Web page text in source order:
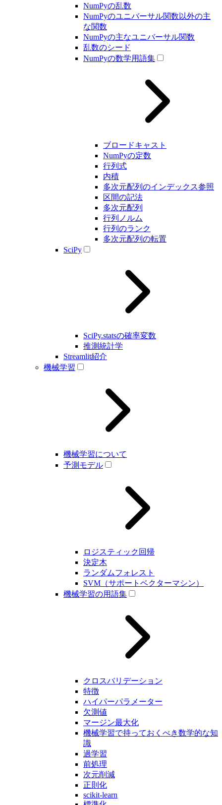
NumPyの乱数
NumPyのユニバーサル関数以外の主
な関数
NumPyの主なユニバーサル関数
乱数のシード
NumPyの数学用語集
ブロードキャスト
NumPyの定数
行列式
内積
多次元配列のインデックス参照
区間の記法
多次元配列
行列ノルム
行列のランク
多次元配列の転置
SciPy
SciPy.statsの確率変数
推測統計学
Streamlit紹介
機械学習
機械学習について
予測モデル
ロジスティック回帰
決定木
ランダムフォレスト
SVM（サポートベクターマシン）
機械学習の用語集
クロスバリデーション
特徴
ハイパーパラメーター
欠測値
マージン最大化
機械学習で持っておくべき数学的な知
識
過学習
前処理
次元削減
正則化
scikit-learn